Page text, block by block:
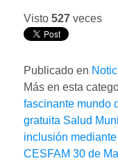
Visto 527 veces
Publicado en
Más en esta
fascinante mundo
gratuita Salud
inclusión
CESFAM 30 de